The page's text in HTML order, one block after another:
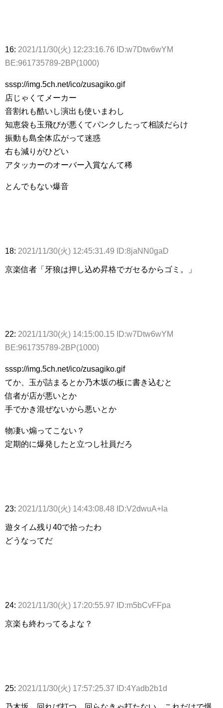
16: 2021/11/30(火) 12:23:16.76 ID:w7Dtw6wYM
BE:961735789-2BP(1000)
sssp://img.5ch.net/ico/zusagiko.gif
店じゃくてメーカー
音割れも酷いし演出も使いまわし
知恵袋も玉飛びが悪くてパンクしたって相談だらけ
振動も島全体広がって迷惑
右も減りがひどい
アタッカーのオーバー入賞なんて稀
とんでもない爆音
18: 2021/11/30(火) 12:45:31.49 ID:8jaNN0gaD
京楽信者「牙狼は押し込め昇格でガセるからゴミ。」
22: 2021/11/30(火) 14:15:00.15 ID:w7Dtw6wYM
BE:961735789-2BP(1000)
sssp://img.5ch.net/ico/zusagiko.gif
てか、玉が詰まるとか乃木坂の板に書き込むと
信者が店が悪いとか
手でかき混ぜないから悪いとか
物凄い煽ってこない？
定期的に爆発したと立つし社員だろ
23: 2021/11/30(火) 14:43:08.48 ID:V2dwuA+la
遊タイム残り40で拾ったわ
どうなってだ
24: 2021/11/30(火) 17:20:55.97 ID:m5bCvFFpa
京楽も終わってるよな？
25: 2021/11/30(火) 17:57:25.37 ID:4Yadb2b1d